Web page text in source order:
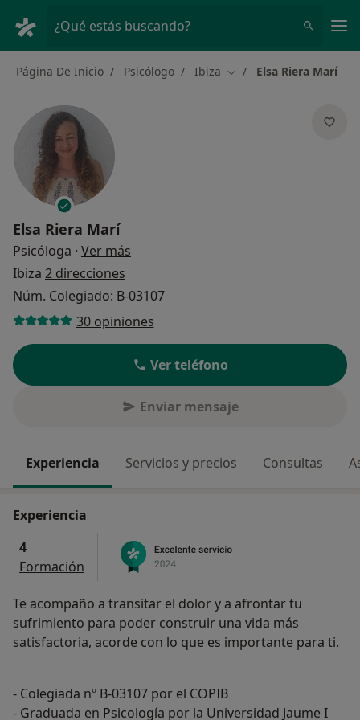
¿Qué estás buscando?
Página De Inicio Psicólogo Ibiza Cambiar de ciudad
Elsa Riera Marí
Elsa Riera Marí
Psicóloga · Ver más
Ibiza 2 direcciones
Núm. Colegiado: B-03107
30 opiniones
Ver teléfono
Enviar mensaje
Experiencia Servicios y precios Consultas
Experiencia
4
Formación
Te acompaño a transitar el dolor y a afrontar tu
sufrimiento para poder construir una vida más
satisfactoria, acorde con lo que es importante para ti.
- Colegiada nº B-03107 por el COPIB
- Graduada en Psicología por la Universidad Jaume I